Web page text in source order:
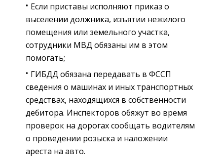
Если приставы исполняют приказ о
выселении должника, изъятии нежилого
помещения или земельного участка,
сотрудники МВД обязаны им в этом
помогать;
ГИБДД обязана передавать в ФССП
сведения о машинах и иных транспортных
средствах, находящихся в собственности
дебитора. Инспекторов обяжут во время
проверок на дорогах сообщать водителям
о проведении розыска и наложении
ареста на авто.